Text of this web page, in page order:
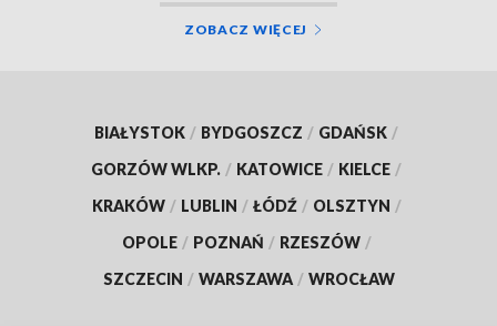
ZOBACZ WIĘCEJ
BIAŁYSTOK / BYDGOSZCZ / GDAŃSK /
GORZÓW WLKP. / KATOWICE / KIELCE /
KRAKÓW / LUBLIN / ŁÓDŹ / OLSZTYN /
OPOLE / POZNAŃ / RZESZÓW /
SZCZECIN / WARSZAWA / WROCŁAW